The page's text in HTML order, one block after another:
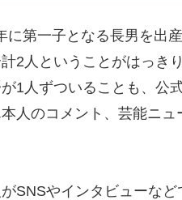
第一子となる長男を出
2人ということがはっき
1人ずついることも、公
人のコメント、芸能ニ
SNSやインタビューな